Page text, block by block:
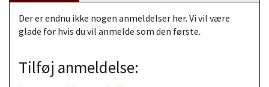
Der er endnu ikke nogen anmeldelser her. Vi vil være
glade for hvis du vil anmelde som den første.
Tilføj anmeldelse: